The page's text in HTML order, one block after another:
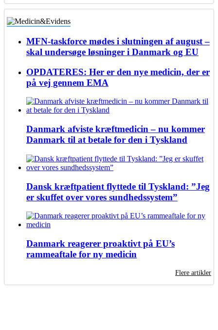
MFN-taskforce mødes i slutningen af august –
skal undersøge løsninger i Danmark og EU
OPDATERES: Her er den nye medicin, der er
på vej gennem EMA
Danmark afviste kræftmedicin – nu kommer
Danmark til at betale for den i Tyskland
Dansk kræftpatient flyttede til Tyskland: ”Jeg
er skuffet over vores sundhedssystem”
Danmark reagerer proaktivt på EU’s
rammeaftale for ny medicin
Flere artikler